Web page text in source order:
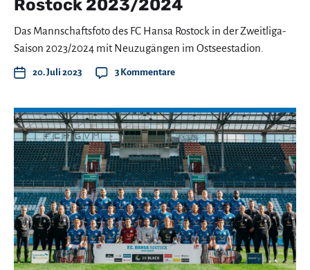
Rostock 2023/2024
Das Mannschaftsfoto des FC Hansa Rostock in der Zweitliga-
Saison 2023/2024 mit Neuzugängen im Ostseestadion.
20. Juli 2023 3 Kommentare